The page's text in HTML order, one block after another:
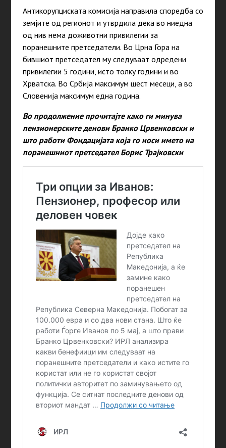
Антикорупциската комисија направила споредба со
земјите од регионот и утврдила дека во ниедна
од нив нема доживотни привилегии за
поранешните претседатели. Во Црна Гора на
бившиот претседател му следуваат одредени
привилегии 5 години, исто толку години и во
Хрватска. Во Србија максимум шест месеци, а во
Словенија максимум една година.
Во продолжение прочитајте како ги минува
пензионерските денови Бранко Црвенковски и
што работи Фондацијата која го носи името на
поранешниот претседател Борис Трајковски